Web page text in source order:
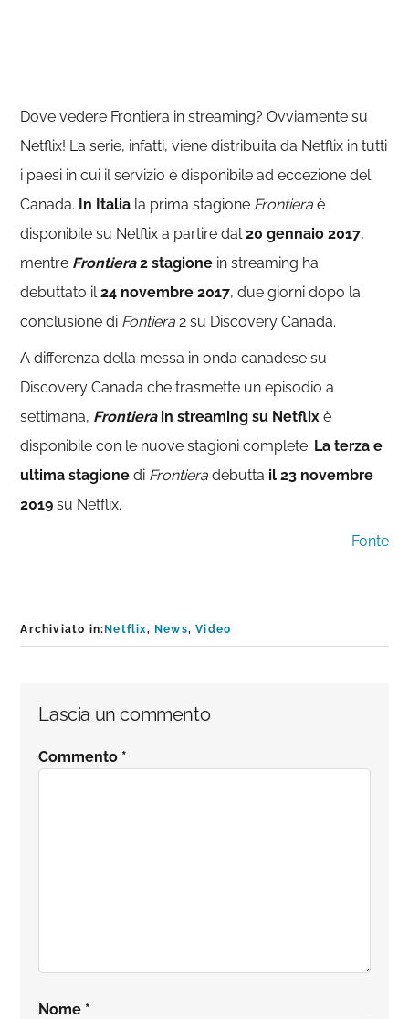
Dove vedere Frontiera in streaming? Ovviamente su
Netflix! La serie, infatti, viene distribuita da Netflix in tutti
i paesi in cui il servizio è disponibile ad eccezione del
Canada. In Italia la prima stagione Frontiera è
disponibile su Netflix a partire dal20 gennaio 2017,
mentre Frontiera2 stagione in streaming ha
debuttato il24 novembre 2017, due giorni dopo la
conclusione di Fontiera 2 su Discovery Canada.
A differenza della messa in onda canadese su
Discovery Canada che trasmette un episodio a
settimana, Frontierain streaming su Netflix è
disponibile con le nuove stagioni complete. La terza e
ultima stagionedi Frontieradebutta il 23 novembre
2019 su Netflix.
Fonte
Archiviato in:Netflix,News,Video
Interazioni
del
Lascia un commento
Commento *
Nome *